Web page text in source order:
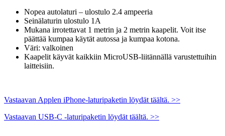
Nopea autolaturi – ulostulo 2.4 ampeeria
Seinälaturin ulostulo 1A
Mukana irrotettavat 1 metrin ja 2 metrin kaapelit. Voit itse
päättää kumpaa käytät autossa ja kumpaa kotona.
Väri: valkoinen
Kaapelit käyvät kaikkiin MicroUSB-liitännällä varustettuihin
laitteisiin.
Vastaavan Applen iPhone-laturipaketin löydät täältä. >>
Vastaavan USB-C -laturipaketin löydät täältä. >>